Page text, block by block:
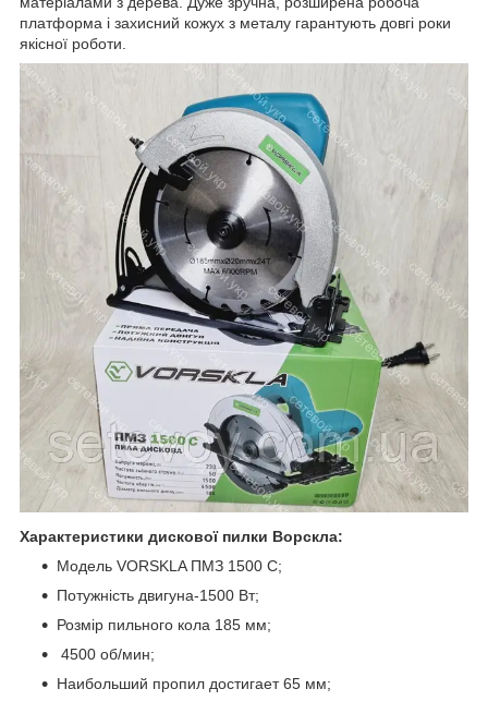
платформа і захисний кожух з металу гарантують довгі роки
якісної роботи.
Характеристики дискової пилки Ворскла:
Модель VORSKLA ПМЗ 1500 С;
Потужність двигуна-1500 Вт;
Розмір пильного кола 185 мм;
4500 об/мин;
Наибольший пропил достигает 65 мм;